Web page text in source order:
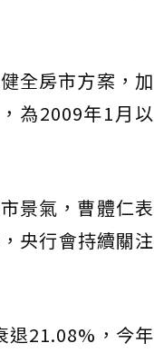
全房市方案，加
為2009年1月以
景氣，曹體仁表
央行會持續關注
退21.08%，今年